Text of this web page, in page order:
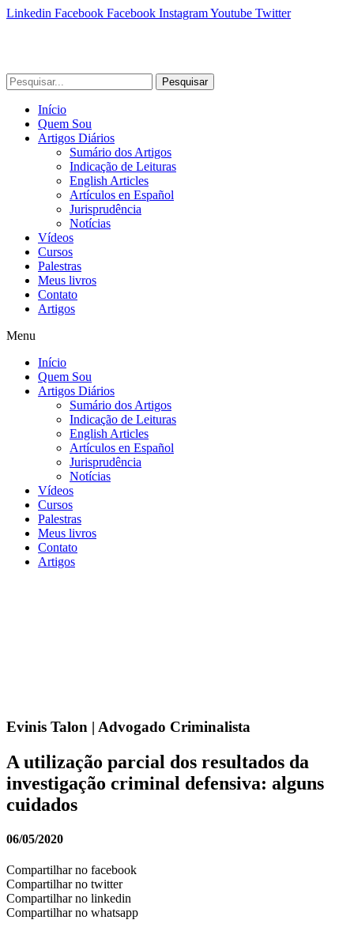
Linkedin Facebook Facebook InstagramYoutube Twitter
Pesquisar
Início
Quem Sou
Artigos Diários
Sumário dos Artigos
Indicação de Leituras
English Articles
Artículos en Español
Jurisprudência
Notícias
Vídeos
Cursos
Palestras
Meus livros
Contato
Artigos
Menu
Início
Quem Sou
Artigos Diários
Sumário dos Artigos
Indicação de Leituras
English Articles
Artículos en Español
Jurisprudência
Notícias
Vídeos
Cursos
Palestras
Meus livros
Contato
Artigos
Evinis Talon | Advogado Criminalista
A utilização parcial dos resultados da
investigação criminal defensiva: alguns
cuidados
06/05/2020
Compartilhar no facebook
Compartilhar no twitter
Compartilhar no linkedin
Compartilhar no whatsapp